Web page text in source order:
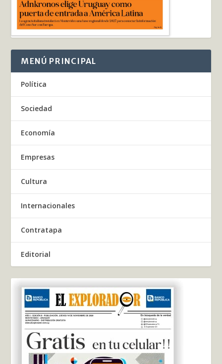
MENÚ PRINCIPAL
Política
Sociedad
Economía
Empresas
Cultura
Internacionales
Contratapa
Editorial